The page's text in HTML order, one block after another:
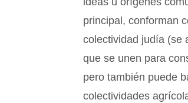
principal, conforman
colectividad judía (se
que se unen para
pero también puede
colectividades